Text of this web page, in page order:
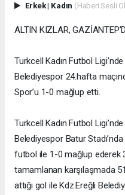
Erkek| Kadın (Haberi Sesli
ALTIN KIZLAR,
Turkcell Kadın Futbol
Belediyespor 24.hafta
Spor’u 1-0 mağlup etti.
Turkcell Kadın Futbol
Belediyespor Batur
futbol ile 1-0 mağlup ederek
tamamlanan karşılaşmada
attığı gol ile Kdz.Ereğli